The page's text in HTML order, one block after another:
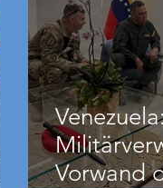
Vorwand